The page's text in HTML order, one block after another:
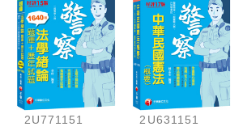
2U771151 2U631151